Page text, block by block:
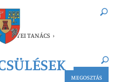
Bármikor
MEGYEI TANÁCS ›
Bármikor ×
MEGOSZTÁS